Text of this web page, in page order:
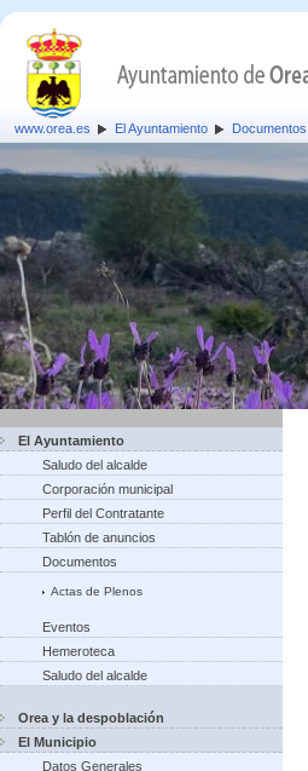
www.orea.es El Ayuntamiento Documentos
El Ayuntamiento
Saludo del alcalde
Corporación municipal
Perfil del Contratante
Tablón de anuncios
Documentos
Actas de Plenos
Eventos
Hemeroteca
Saludo del alcalde
Orea y la despoblación
El Municipio
Datos Generales